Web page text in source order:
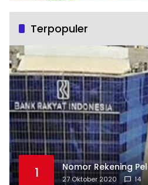
Terpopuler
1 Nomor Rekening
27 Oktober 2020 14